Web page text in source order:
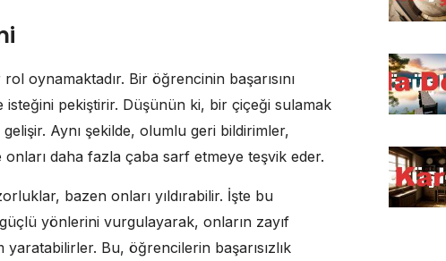
oynamaktadır. Bir öğrencinin başarısını
pekiştirir. Düşünün ki, bir çiçeği sulamak
Aynı şekilde, olumlu geri bildirimler,
daha fazla çaba sarf etmeye teşvik eder.
bazen onları yıldırabilir. İşte bu
yönlerini vurgulayarak, onların zayıf
Bu, öğrencilerin başarısızlık